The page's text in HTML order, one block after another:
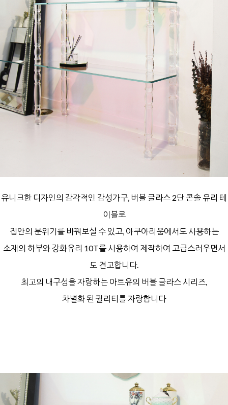
유니크한 디자인의 감각적인 감성가구, 버블 글라스 2단 콘솔 유리 테
이블로
집안의 분위기를 바꿔보실 수 있고, 아쿠아리움에서도 사용하는
소재의 하부와 강화유리 10T를 사용하여 제작하여 고급스러우면서
도 견고합니다.
최고의 내구성을 자랑하는 아트유의 버블 글라스 시리즈,
차별화 된 퀄리티를 자랑합니다